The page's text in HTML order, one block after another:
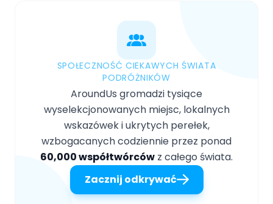
SPOŁECZNOŚĆ CIEKAWYCH ŚWIATA
PODRÓŻNIKÓW
AroundUs gromadzi tysiące
wyselekcjonowanych miejsc, lokalnych
wskazówek i ukrytych perełek,
wzbogacanych codziennie przez ponad
60,000 współtwórców z całego świata.
Zacznij odkrywać